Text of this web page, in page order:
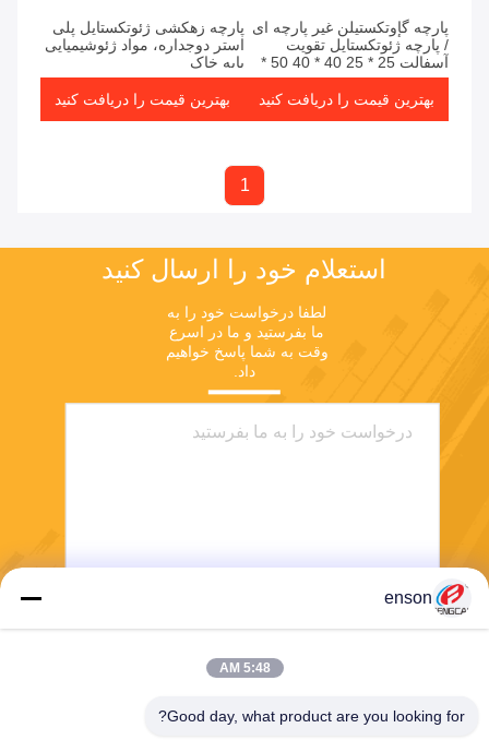
پارچه گإوتکستیلن غیر پارچه ای
/ پارچه ژئوتکستایل تقویت
آسفالت 25 * 25 40 * 40 50 *
50
بهترین قیمت را دریافت کنید
پارچه زهکشی ژئوتکستایل پلی
استر دوجداره، مواد ژئوشیمیایی
پایه خاک
بهترین قیمت را دریافت کنید
1
استعلام خود را ارسال کنید
ما بفرستید و ما در اسرع
داد.
ارسال
enson
5:48 AM
Good day, what product are you looking for?